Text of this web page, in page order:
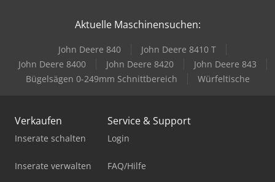
Aktuelle Maschinensuchen:
John Deere 840
John Deere 8410 T
John Deere 8400
John Deere 8420
John Deere 843
Bügelsägen 0-249mm Schnittbereich
Würfeltische
Verkaufen
Inserate schalten
Inserate verwalten
Service & Support
Login
FAQ/Hilfe